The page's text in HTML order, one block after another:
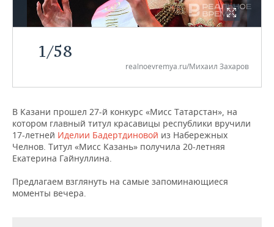
НЕФТЕХИМИЯ
ЭНЕРГЕТИКА
РОЗНИЧНАЯ ТОРГОВЛЯ
ТРАНСПОРТ
НОВОСТИ ТЕХНОЛОГИЙ
ТЕЛЕКОММУНИКАЦИИ
МЕРОПРИЯТИЯ
НОВОСТИ МЕРОПРИЯТИЙ
БИЗНЕС-БРАНЧИ
ONLINE-КОНФЕРЕНЦИИ
ОТКРЫТАЯ ЛЕКЦИЯ
СПОРТ
ФУТБОЛ
ХОККЕЙ
БАСКЕТБОЛ
ВОЛЕЙБОЛ
НОВОСТИ ОБЩЕСТВА
ВЛАСТЬ
ИНФРАСТРУКТУРА
ИСТОРИЯ
ФОТОГАЛЕРЕЯ
СЮЖЕТЫ
СПРАВОЧНИК
СПИСОК ПЕРСОН
ПОЛНАЯ ВЕРСИЯ
1/58
realnoevremya.ru/Михаил Захаров
В Казани прошел 27-й конкурс «Мисс Татарстан», на
котором главный титул красавицы республики вручили
17-летней Иделии Бадертдиновой из Набережных
Челнов. Титул «Мисс Казань» получила 20-летняя
Екатерина Гайнуллина.
Предлагаем взглянуть на самые запоминающиеся
моменты вечера.